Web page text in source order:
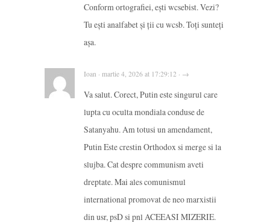
Conform ortografiei, ești wcsebist. Vezi?
Tu ești analfabet și ții cu wcsb. Toți sunteți
așa.
Ioan · martie 4, 2026 at 17:29:12 · →
Va salut. Corect, Putin este singurul care
lupta cu oculta mondiala conduse de
Satanyahu. Am totusi un amendament,
Putin Este crestin Orthodox si merge si la
slujba. Cat despre communism aveti
dreptate. Mai ales comunismul
international promovat de neo marxistii
din usr, psD si pnl ACEEASI MIZERIE.